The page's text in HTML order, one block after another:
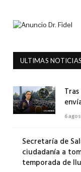
ULTIMAS NOTICIAS
6
Secretaría de
ciudadanía a
temporada de